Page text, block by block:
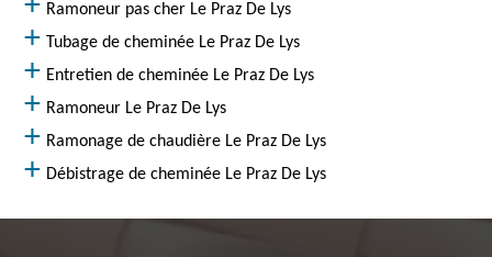
Ramoneur pas cher Le Praz De Lys
Tubage de cheminée Le Praz De Lys
Entretien de cheminée Le Praz De Lys
Ramoneur Le Praz De Lys
Ramonage de chaudière Le Praz De Lys
Débistrage de cheminée Le Praz De Lys